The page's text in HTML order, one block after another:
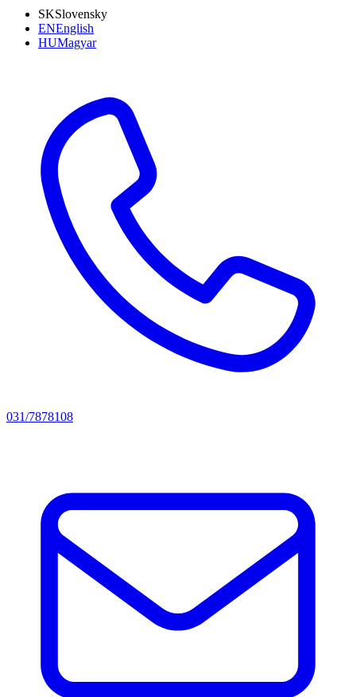
SKSlovensky
ENEnglish
HUMagyar
031/7878108